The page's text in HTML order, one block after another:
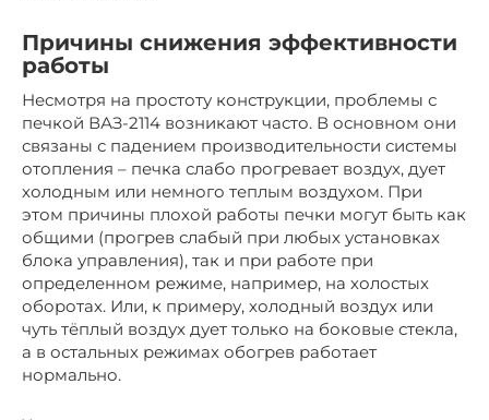
Причины снижения эффективности
работы
Несмотря на простоту конструкции, проблемы с
печкой ВАЗ-2114 возникают часто. В основном они
связаны с падением производительности системы
отопления – печка слабо прогревает воздух, дует
холодным или немного теплым воздухом. При
этом причины плохой работы печки могут быть как
общими (прогрев слабый при любых установках
блока управления), так и при работе при
определенном режиме, например, на холостых
оборотах. Или, к примеру, холодный воздух или
чуть тёплый воздух дует только на боковые стекла,
а в остальных режимах обогрев работает
нормально.